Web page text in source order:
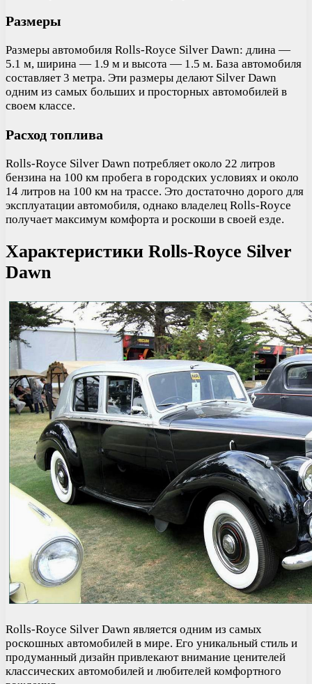
Размеры
Размеры автомобиля Rolls-Royce Silver Dawn: длина —
5.1 м, ширина — 1.9 м и высота — 1.5 м. База автомобиля
составляет 3 метра. Эти размеры делают Silver Dawn
одним из самых больших и просторных автомобилей в
своем классе.
Расход топлива
Rolls-Royce Silver Dawn потребляет около 22 литров
бензина на 100 км пробега в городских условиях и около
14 литров на 100 км на трассе. Это достаточно дорого для
эксплуатации автомобиля, однако владелец Rolls-Royce
получает максимум комфорта и роскоши в своей езде.
Характеристики Rolls-Royce Silver
Dawn
Rolls-Royce Silver Dawn является одним из самых
роскошных автомобилей в мире. Его уникальный стиль и
продуманный дизайн привлекают внимание ценителей
классических автомобилей и любителей комфортного